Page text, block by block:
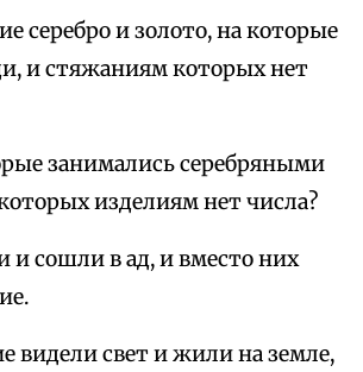
серебро и золото, на которые
и стяжаниям которых нет
занимались серебряными
изделиям нет числа?
и сошли в ад, и вместо них
видели свет и жили на земле,